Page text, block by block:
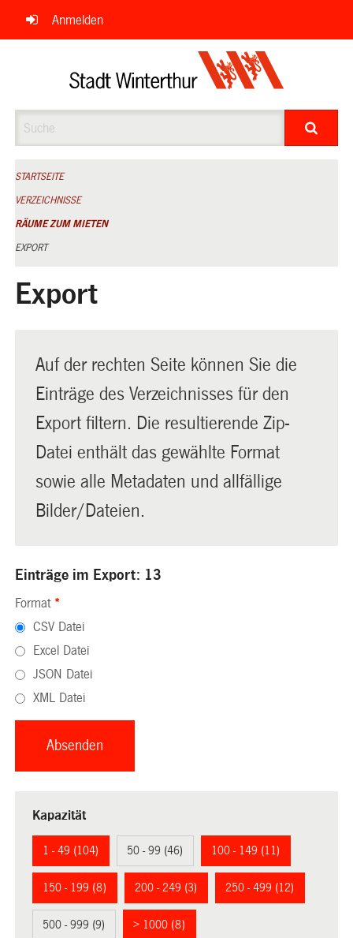
Navigation
überspringen
Anmelden
STARTSEITE
VERZEICHNISSE
RÄUME ZUM MIETEN
EXPORT
Export
Auf der rechten Seite können Sie die
Einträge des Verzeichnisses für den
Export filtern. Die resultierende Zip-
Datei enthält das gewählte Format
sowie alle Metadaten und allfällige
Bilder/Dateien.
Einträge im Export: 13
Format *
CSV Datei
Excel Datei
JSON Datei
XML Datei
Kapazität
1 - 49 (104) 50 - 99 (46) 100 - 149 (11)
150 - 199 (8) 200 - 249 (3) 250 - 499 (12)
500 - 999 (9) > 1000 (8)